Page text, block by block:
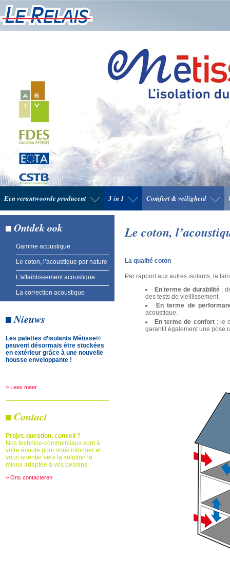
Een verantwoorde producent 3 in 1 Comfort & veiligheid
Ontdek ook
Gamme acoustique
Le coton, l’acoustique par nature
L'affaiblissement acoustique
La correction acoustique
Nieuws
Les palettes d’isolants Métisse®
peuvent désormais être stockées
en extérieur grâce à une nouvelle
housse enveloppante !
> Lees meer
Contact
Projet, question, conseil ?
Nos technico-commerciaux sont à
votre écoute pour vous informer et
vous orienter vers la solution la
mieux adaptée à vos besoins.
> Ons contacteren
Le coton,
La qualité coton
Par rapport aux autres isolants, la
En terme de durabilité:
des tests de vieillissement.
En terme de
acoustique.
En terme de confort: le
garantit également une pose